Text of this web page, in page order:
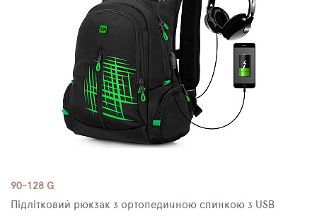
90-128 G
Підлітковий рюкзак з ортопедичною спинкою з USB